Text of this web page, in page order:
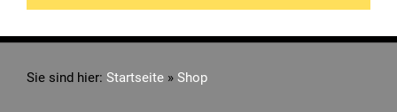
Sie sind hier: Startseite » Shop